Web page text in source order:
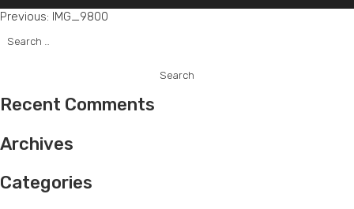
Post
navigation
Previous: IMG_9800
for:
Recent Comments
Archives
Categories